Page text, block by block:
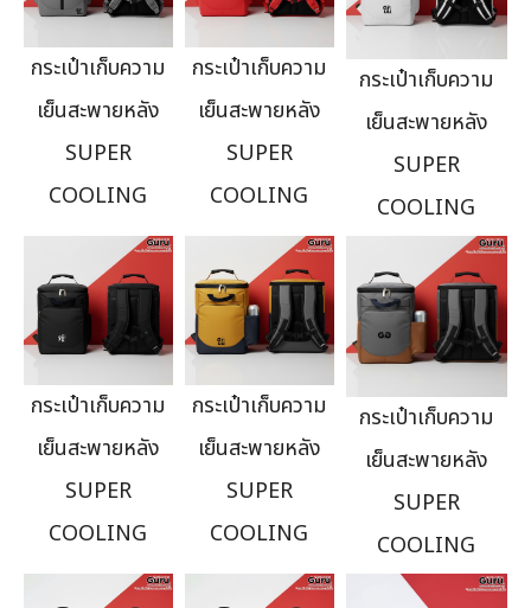
กระเป๋าเก็บความ
เย็นสะพายหลัง
SUPER
COOLING
กระเป๋าเก็บความ
เย็นสะพายหลัง
SUPER
COOLING
กระเป๋าเก็บความ
เย็นสะพายหลัง
SUPER
COOLING
กระเป๋าเก็บความ
เย็นสะพายหลัง
SUPER
COOLING
กระเป๋าเก็บความ
เย็นสะพายหลัง
SUPER
COOLING
กระเป๋าเก็บความ
เย็นสะพายหลัง
SUPER
COOLING